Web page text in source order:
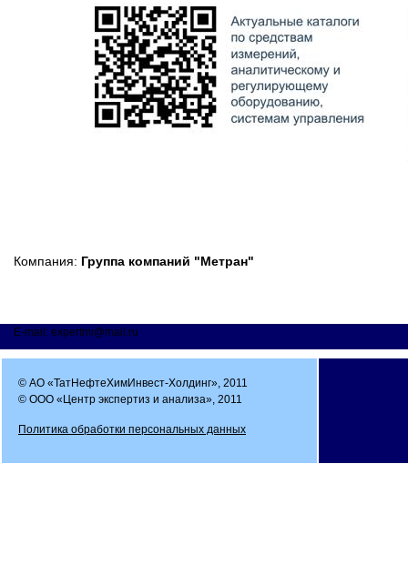
Компания: Группа компаний "Метран"
E-mail: expertmi@mail.ru
© АО «ТатНефтеХимИнвест-Холдинг», 2011
© ООО «Центр экспертиз и анализа», 2011
Политика обработки персональных данных